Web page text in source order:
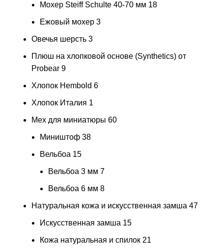
Мохер Steiff Schulte 40-70 мм 18
Ежовый мохер 3
Овечья шерсть 3
Плюш на хлопковой основе (Synthetics) от
Probear 9
Хлопок Hembold 6
Хлопок Италия 1
Мех для миниатюры 60
Миништоф 38
Вельбоа 15
Вельбоа 3 мм 7
Вельбоа 6 мм 8
Натуральная кожа и искусственная замша 47
Искусственная замша 15
Кожа натуральная и спилок 21